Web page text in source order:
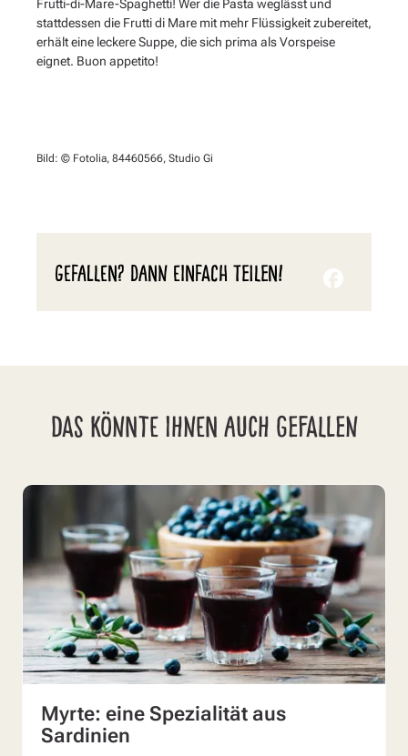
Frutti-di-Mare-Spaghetti! Wer die Pasta weglässt und
stattdessen die Frutti di Mare mit mehr Flüssigkeit zubereitet,
erhält eine leckere Suppe, die sich prima als Vorspeise
eignet. Buon appetito!
Bild: © Fotolia, 84460566, Studio Gi
GEFALLEN? DANN EINFACH TEILEN!
DAS KÖNNTE IHNEN AUCH GEFALLEN
Myrte: eine Spezialität aus
Sardinien